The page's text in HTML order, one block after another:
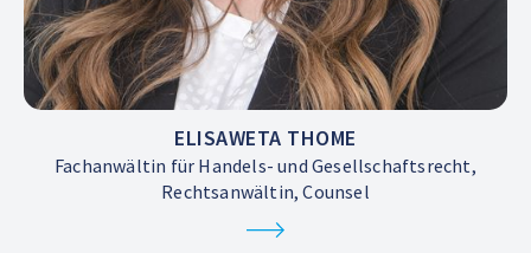
ELISAWETA THOME
Fachanwältin für Handels- und Gesellschaftsrecht,
Rechtsanwältin, Counsel